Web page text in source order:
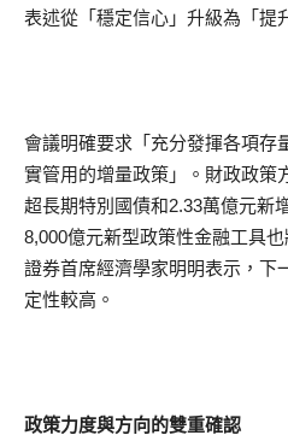
表述從「穩定信心」升級為「提
會議明確要求「充分發揮各項存
實管用的增量政策」。財政政策
超長期特別國債和2.33萬億元新
8,000億元新型政策性金融工具
證券首席經濟學家明明表示，下
定性較高。
政策力度與方向的雙重確認